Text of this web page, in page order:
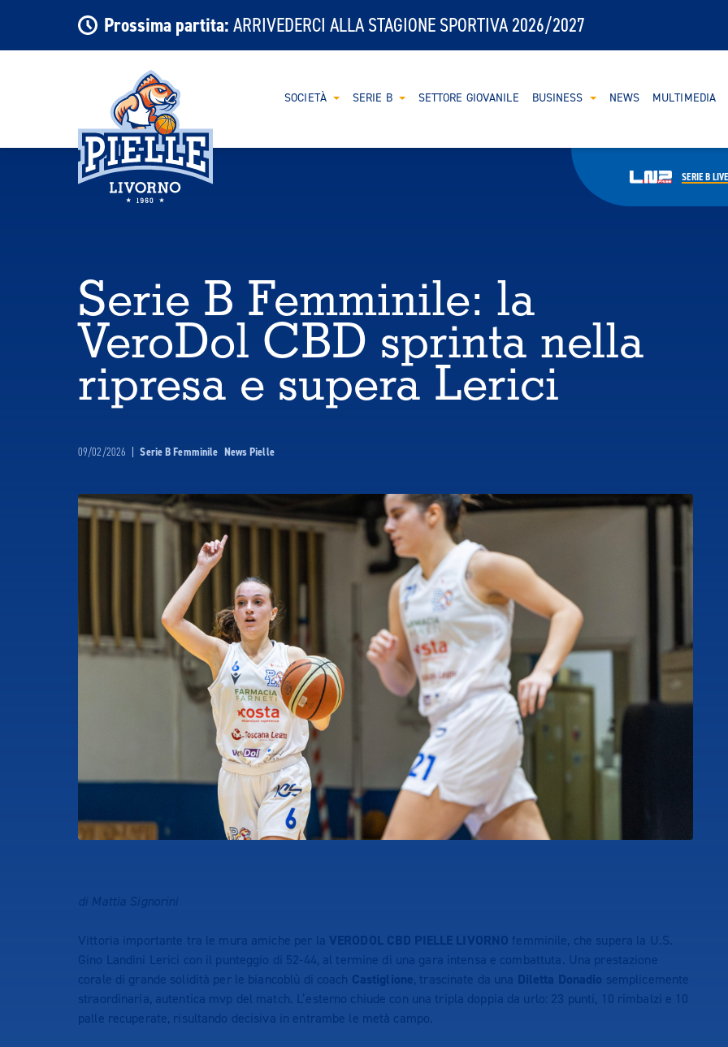
Prossima partita:ARRIVEDERCI ALLA STAGIONE SPORTIVA 2026/2027
SOCIETÀ SERIE B SETTORE GIOVANILE BUSINESS NEWS MULTIMEDIA
SERIE B
Serie B Femminile: la
VeroDol CBD sprinta nella
ripresa e supera Lerici
09/02/2026 | Serie B Femminile News Pielle
di Mattia Signorini
Vittoria importante tra le mura amiche per la VERODOL CBD PIELLE LIVORNO femminile, che supera la U.S.
Gino Landini Lerici con il punteggio di 52-44, al termine di una gara intensa e combattuta. Una prestazione
corale di grande solidità per le biancoblù di coach Castiglione, trascinate da una Diletta Donadio semplicemente
straordinaria, autentica mvp del match. L’esterno chiude con una tripla doppia da urlo: 23 punti, 10 rimbalzi e 10
palle recuperate, risultando decisiva in entrambe le metà campo.